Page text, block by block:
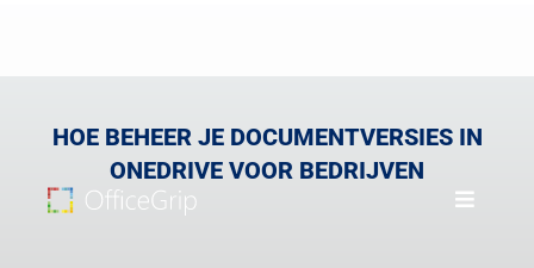
HOE BEHEER JE DOCUMENTVERSIES IN
ONEDRIVE VOOR BEDRIJVEN